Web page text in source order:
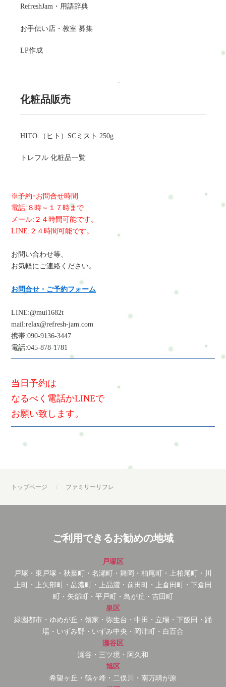
RefreshJam・用語辞典
お手伝い店・教室 募集
LP作成
化粧品販売
HITO.（ヒト）SCミスト 250g
トレフル 化粧品一覧
※予約･お問合せ時間
電話:８時～１７時まで
メール:２４時間可能です。
LINE:２４時間可能です。
お問い合わせ等、
お気軽にご連絡ください。
お問合せ・ご予約フォーム
LINE:@mui1682t
mail:relax@refresh-jam.com
携帯:090-9136-3447
電話:045-878-1781
当日予約は
なるべく電話かLINEで
お願い致します。
トップページ ファミリーリフレ
ご利用できるお勧めの地域
戸塚区
戸塚・東戸塚・秋葉町・名瀬町・舞岡・柏尾町・上柏尾町・川
上町・上矢部町・品濃町・上品濃・前田町・上倉田町・下倉田
町・矢部町・平戸町・鳥が丘・吉田町
泉区
緑園都市・ゆめが丘・領家・弥生台・中田・立場・下飯田・踊
場・いずみ野・いずみ中央・岡津町・白百合
瀬谷区
瀬谷・三ツ境・阿久和
旭区
希望ヶ丘・鶴ヶ峰・二俣川・南万騎が原